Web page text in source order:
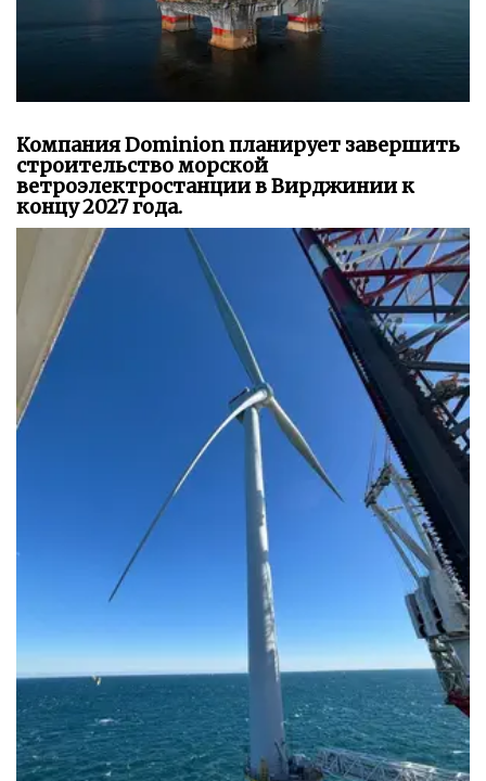
Компания Dominion планирует завершить
строительство морской
ветроэлектростанции в Вирджинии к
концу 2027 года.